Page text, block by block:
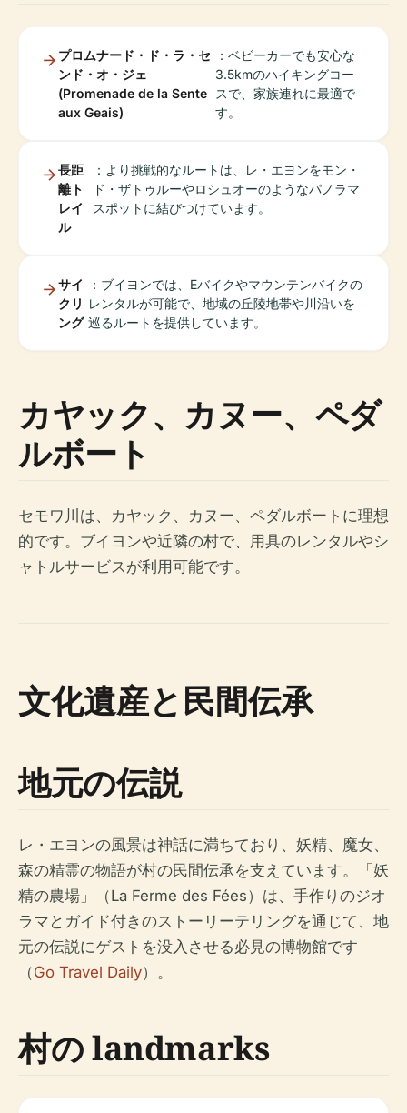
プロムナード・ド・ラ・セ
ンド・オ・ジェ
(Promenade de la Sente
aux Geais)
：ベビーカーでも安心な
3.5kmのハイキングコー
スで、家族連れに最適で
す。
長距
離ト
レイ
ル
：より挑戦的なルートは、レ・エヨンをモン・
ド・ザトゥルーやロシュオーのようなパノラマ
スポットに結びつけています。
サイ
クリ
ング
：ブイヨンでは、Eバイクやマウンテンバイクの
レンタルが可能で、地域の丘陵地帯や川沿いを
巡るルートを提供しています。
カヤック、カヌー、ペダ
ルボート
セモワ川は、カヤック、カヌー、ペダルボートに理想
的です。ブイヨンや近隣の村で、用具のレンタルやシ
ャトルサービスが利用可能です。
文化遺産と民間伝承
地元の伝説
レ・エヨンの風景は神話に満ちており、妖精、魔女、
森の精霊の物語が村の民間伝承を支えています。「妖
精の農場」（La Ferme des Fées）は、手作りのジオ
ラマとガイド付きのストーリーテリングを通じて、地
元の伝説にゲストを没入させる必見の博物館です
（Go Travel Daily）。
村の landmarks